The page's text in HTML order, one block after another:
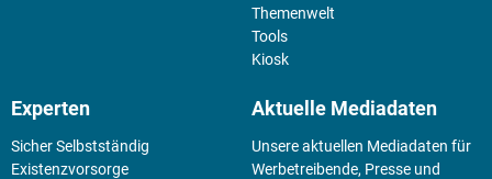
Themenwelt
Tools
Kiosk
Experten
Sicher Selbstständig
Existenz­vorsorge
Aktuelle Mediadaten
Unsere aktuellen Mediadaten für
Werbetreibende, Presse und